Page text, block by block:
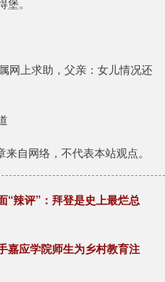
。
网上求助，父亲：女儿情况还
自网络，不代表本站观点。
“辣评”：拜登是史上最烂总
嘉应学院师生为乡村教育注